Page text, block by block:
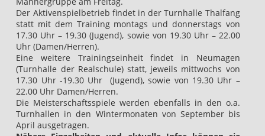
Der Aktivenspielbetrieb findet in der Turnhalle Thalfang
statt mit dem Training montags und donnerstags von
17.30 Uhr – 19.30 (Jugend), sowie von 19.30 Uhr – 22.00
Uhr (Damen/Herren).
Eine weitere Trainingseinheit findet in Neumagen
(Turnhalle der Realschule) statt, jeweils mittwochs von
17.30 Uhr -19.30 Uhr (Jugend), sowie von 19.30 Uhr –
22.00 Uhr Damen/Herren.
Die Meisterschaftsspiele werden ebenfalls in den o.a.
Turnhallen in den Wintermonaten von September bis
April ausgetragen.